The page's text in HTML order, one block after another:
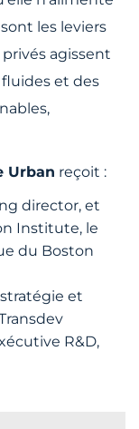
les leviers
agissent
et des
Urban reçoit :
director, et
Institute, le
du Boston
et
R&D,